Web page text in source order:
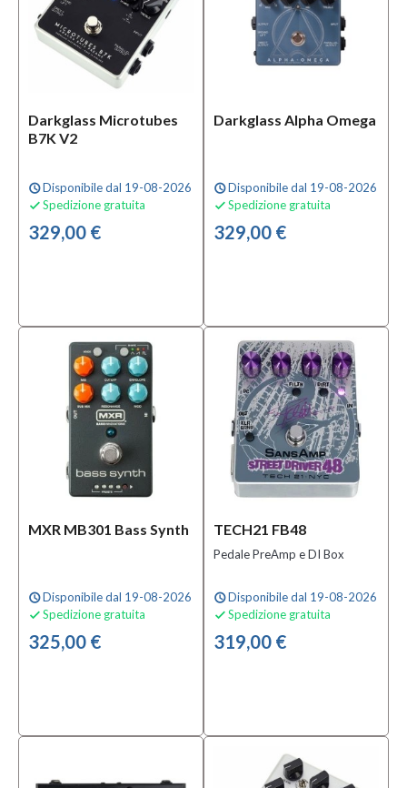
Darkglass Microtubes
B7K V2
scheduleDisponibile dal 19-08-2026
 Spedizione gratuita
329,00 €
Darkglass Alpha Omega
scheduleDisponibile dal 19-08-2026
 Spedizione gratuita
329,00 €
MXR MB301 Bass Synth
scheduleDisponibile dal 19-08-2026
 Spedizione gratuita
325,00 €
TECH21 FB48
Pedale PreAmp e DI Box
scheduleDisponibile dal 19-08-2026
 Spedizione gratuita
319,00 €